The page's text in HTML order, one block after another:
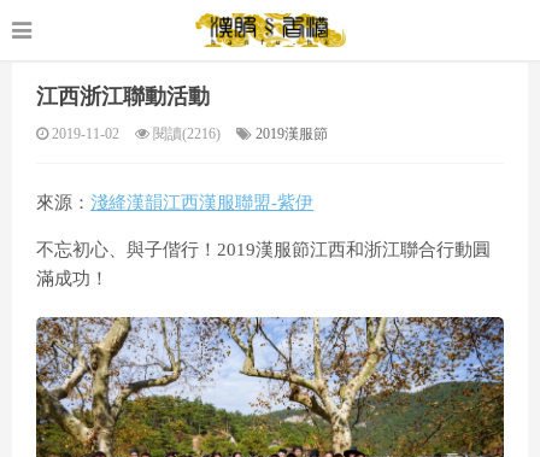
江西浙江聯動活動
2019-11-02 閱讀(2216) 2019漢服節
來源： 淺絳漢韻江西漢服聯盟-紫伊
不忘初心、與子偕行！2019漢服節江西和浙江聯合行動圓
滿成功！